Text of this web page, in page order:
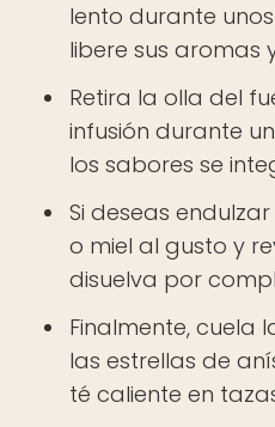
lento durante
libere sus aromas
Retira la olla del
infusión durante
los sabores se
Si deseas
o miel al gusto y
disuelva por
Finalmente, cuela
las estrellas de
té caliente en